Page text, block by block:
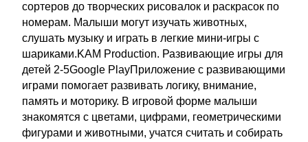
сортеров до творческих рисовалок и раскрасок по
номерам. Малыши могут изучать животных,
слушать музыку и играть в легкие мини-игры с
шариками.KAM Production. Развивающие игры для
детей 2-5Google PlayПриложение с развивающими
играми помогает развивать логику, внимание,
память и моторику. В игровой форме малыши
знакомятся с цветами, цифрами, геометрическими
фигурами и животными, учатся считать и собирать